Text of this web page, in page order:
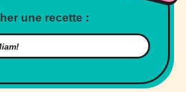
une recette :